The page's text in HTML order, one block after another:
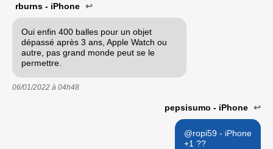
rburns - iPhone ↩
Oui enfin 400 balles pour un objet
dépassé après 3 ans, Apple Watch ou
autre, pas grand monde peut se le
permettre.
06/01/2022 à 04h48
pepsisumo - iPhone ↩
@ropi59 - iPhone
+1 ??